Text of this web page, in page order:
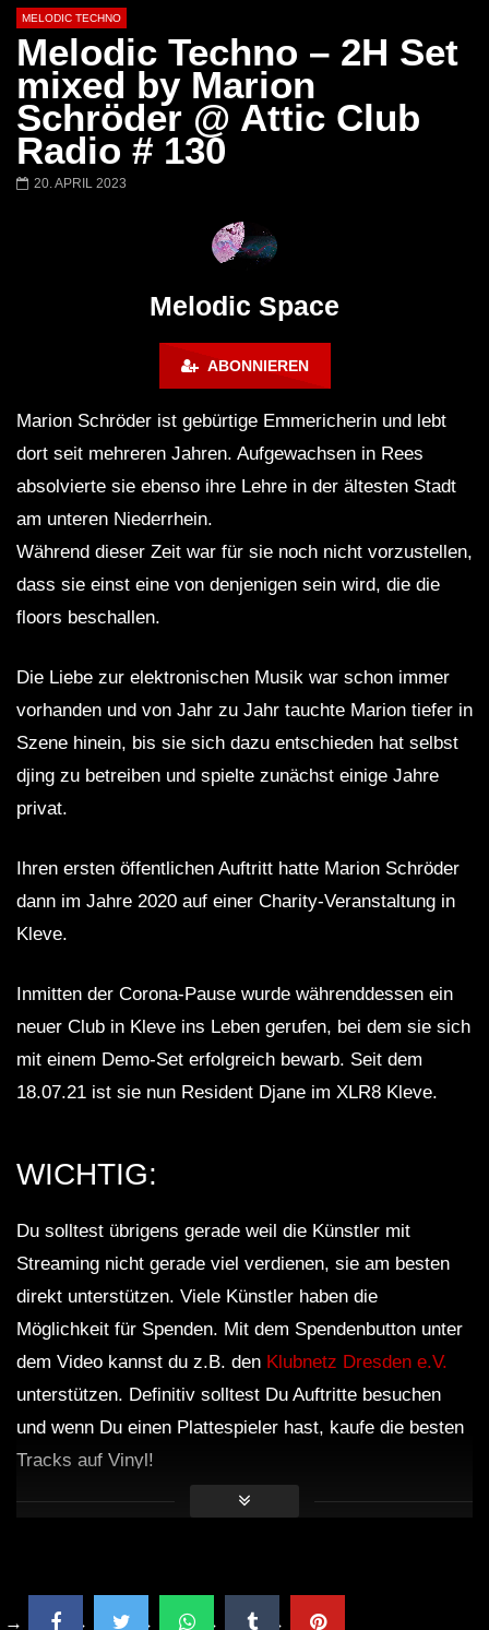
Später
03:30:29
Worakls – Stephan Bodzin – Ben
Böhmer – Colyn – Sainte Vie |
Melodic Techno Classics mix
00:42:17
MELODIC TECHNO
Melodic Techno – 2H Set
mixed by Marion
Schröder @ Attic Club
Radio # 130
20. APRIL 2023
Melodic Space
ABONNIEREN
Marion Schröder ist gebürtige Emmericherin und lebt
dort seit mehreren Jahren. Aufgewachsen in Rees
absolvierte sie ebenso ihre Lehre in der ältesten Stadt
am unteren Niederrhein.
Während dieser Zeit war für sie noch nicht vorzustellen,
dass sie einst eine von denjenigen sein wird, die die
floors beschallen.
Die Liebe zur elektronischen Musik war schon immer
vorhanden und von Jahr zu Jahr tauchte Marion tiefer in
Szene hinein, bis sie sich dazu entschieden hat selbst
djing zu betreiben und spielte zunächst einige Jahre
privat.
Ihren ersten öffentlichen Auftritt hatte Marion Schröder
dann im Jahre 2020 auf einer Charity-Veranstaltung in
Kleve.
Inmitten der Corona-Pause wurde währenddessen ein
neuer Club in Kleve ins Leben gerufen, bei dem sie sich
mit einem Demo-Set erfolgreich bewarb. Seit dem
18.07.21 ist sie nun Resident Djane im XLR8 Kleve.
WICHTIG:
Du solltest übrigens gerade weil die Künstler mit
Streaming nicht gerade viel verdienen, sie am besten
direkt unterstützen. Viele Künstler haben die
Möglichkeit für Spenden. Mit dem Spendenbutton unter
dem Video kannst du z.B. den Klubnetz Dresden e.V.
unterstützen. Definitiv solltest Du Auftritte besuchen
und wenn Du einen Plattespieler hast, kaufe die besten
Tracks auf Vinyl!